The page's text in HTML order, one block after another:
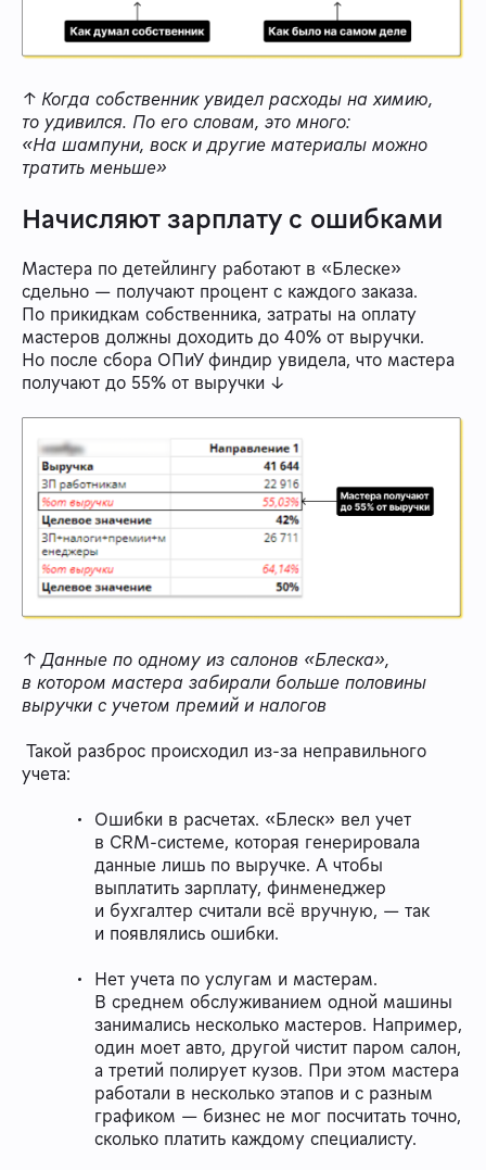
↑ Когда собственник увидел расходы на химию,
то удивился. По его словам, это много:
«На шампуни, воск и другие материалы можно
тратить меньше»
Начисляют зарплату с ошибками
Мастера по детейлингу работают в «Блеске»
сдельно — получают процент с каждого заказа.
По прикидкам собственника, затраты на оплату
мастеров должны доходить до 40% от выручки.
Но после сбора ОПиУ финдир увидела, что мастера
получают до 55% от выручки ↓
↑ Данные по одному из салонов «Блеска»,
в котором мастера забирали больше половины
выручки с учетом премий и налогов
Такой разброс происходил из-за неправильного
учета:
Ошибки в расчетах. «Блеск» вел учет
в CRM-системе, которая генерировала
данные лишь по выручке. А чтобы
выплатить зарплату, финменеджер
и бухгалтер считали всё вручную, — так
и появлялись ошибки.
Нет учета по услугам и мастерам.
В среднем обслуживанием одной машины
занимались несколько мастеров. Например,
один моет авто, другой чистит паром салон,
а третий полирует кузов. При этом мастера
работали в несколько этапов и с разным
графиком — бизнес не мог посчитать точно,
сколько платить каждому специалисту.